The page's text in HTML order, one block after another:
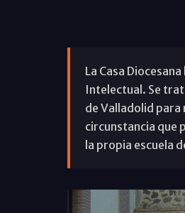
La Casa
Intelectual. Se
de Valladolid para
circunstancia que
la propia escuela